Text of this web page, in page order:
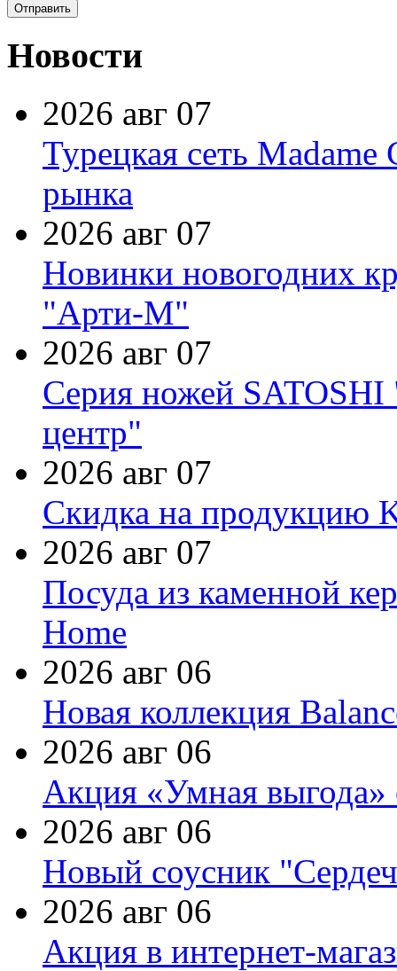
Новости
2026 авг 07
Турецкая сеть Madame
рынка
2026 авг 07
Новинки новогодних
"Арти-М"
2026 авг 07
Серия ножей
центр"
2026 авг 07
Скидка на продукцию
2026 авг 07
Посуда из каменной
Home
2026 авг 06
Новая коллекция
2026 авг 06
Акция «Умная выгода»
2026 авг 06
Новый соусник
2026 авг 06
Акция в интернет-